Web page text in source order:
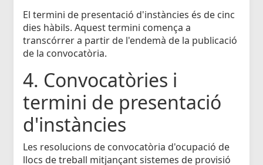
El termini de presentació d'instàncies és de cinc
dies hàbils. Aquest termini comença a
transcórrer a partir de l'endemà de la publicació
de la convocatòria.
4. Convocatòries i
termini de presentació
d'instàncies
Les resolucions de convocatòria d'ocupació de
llocs de treball mitjançant sistemes de provisió